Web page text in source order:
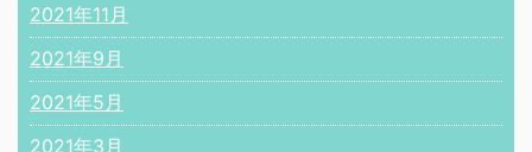
2021年11月
2021年9月
2021年5月
2021年3月